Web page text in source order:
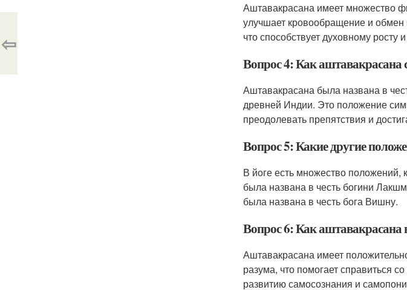
Аштавакрасана имеет множество
улучшает кровообращение и обмен
что способствует духовному росту
Вопрос 4: Как аштавакрасана
Аштавакрасана была названа в
древней Индии. Это положение
преодолевать препятствия и
Вопрос 5: Какие другие
В йоге есть множество
была названа в честь богини
была названа в честь бога Вишну.
Вопрос 6: Как аштавакрасана
Аштавакрасана имеет
разума, что помогает справиться
развитию самосознания и
⇦